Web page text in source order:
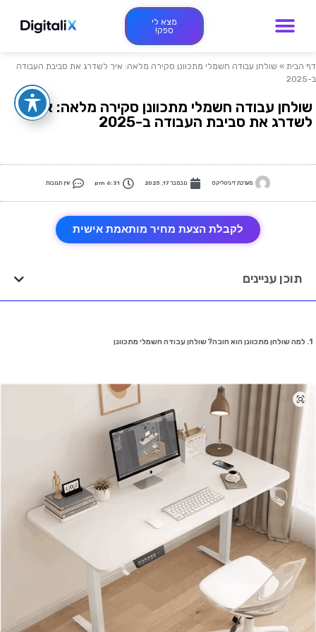
מצא לי
ספק!
דף הבית » שולחן עבודה חשמלי מתכוונן סקירה מלאה: איך לשדרג את סביבת העבודה
ב-2025
שולחן עבודה חשמלי מתכוונן סקירה מלאה: איך
לשדרג את סביבת העבודה ב-2025
מערכת דיגיטליקס נובמבר 17, 2025 6:31 pm אין תגובות
לקבלת הצעת מחיר מותאמת אישית
תוכן עניינים
1. למה שולחן מתכוונן הוא חובה? שולחן עבודה חשמלי מתכוונן